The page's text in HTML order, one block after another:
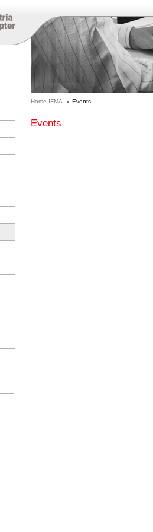
Home IFMA Events
Events